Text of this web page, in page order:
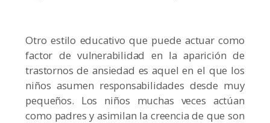
Otro estilo educativo que puede actuar como
factor de vulnerabilidad en la aparición de
trastornos de ansiedad es aquel en el que los
niños asumen responsabilidades desde muy
pequeños. Los niños muchas veces actúan
como padres y asimilan la creencia de que son